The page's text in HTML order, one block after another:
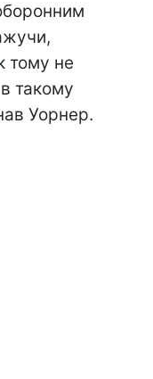
тому не
такому
Уорнер.